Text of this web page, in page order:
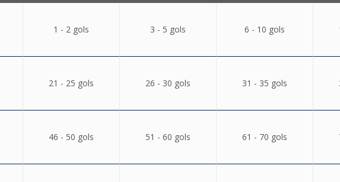
1 - 2 gols 3 - 5 gols 6 - 10 gols
21 - 25 gols 26 - 30 gols 31 - 35 gols
46 - 50 gols 51 - 60 gols 61 - 70 gols